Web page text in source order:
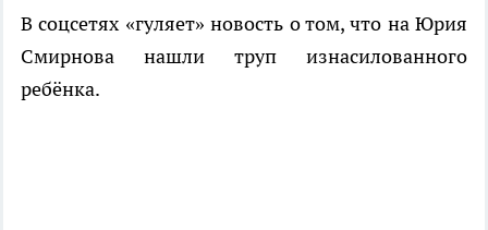
В соцсетях «гуляет» новость о том, что на Юрия
Смирнова нашли труп изнасилованного
ребёнка.